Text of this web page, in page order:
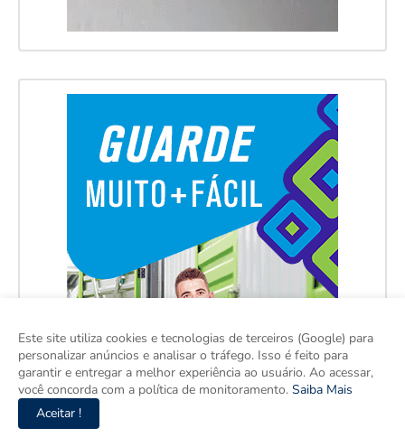
Este site utiliza cookies e tecnologias de terceiros (Google) para
personalizar anúncios e analisar o tráfego. Isso é feito para
garantir e entregar a melhor experiência ao usuário. Ao acessar,
você concorda com a política de monitoramento. Saiba Mais
Aceitar !